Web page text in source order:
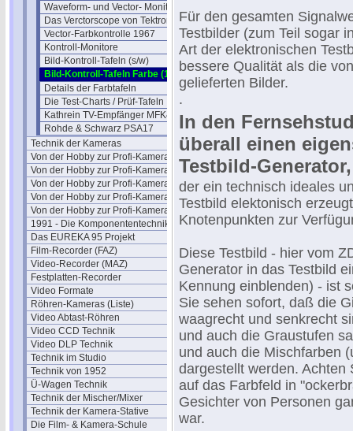
Waveform- und Vector- Monitore
Das Verctorscope von Tektronix
Vector-Farbkontrolle 1967
Kontroll-Monitore
Bild-Kontroll-Tafeln (s/w)
Bild-Kontroll-Tafeln Farbe (1)
Details der Farbtafeln
Die Test-Charts / Prüf-Tafeln
Kathrein TV-Empfänger MFK45
Rohde & Schwarz PSA17
Technik der Kameras
Von der Hobby zur Profi-Kamera I
Von der Hobby zur Profi-Kamera Ia
Von der Hobby zur Profi-Kamera II
Von der Hobby zur Profi-Kamera III
Von der Hobby zur Profi-Kamera IV
1991 - Die Komponententechnik
Das EUREKA 95 Projekt
Film-Recorder (FAZ)
Video-Recorder (MAZ)
Festplatten-Recorder
Video Formate
Röhren-Kameras (Liste)
Video Abtast-Röhren
Video CCD Technik
Video DLP Technik
Technik im Studio
Technik von 1952
Ü-Wagen Technik
Technik der Mischer/Mixer
Technik der Kamera-Stative
Die Film- & Kamera-Schule
Für den gesamten
Testbilder (zum Teil sogar
Art der elektronischen
bessere Qualität als die
gelieferten Bilder.
.
In den
überall einen
Testbild-Generator,
der ein technisch ideales
Testbild elektonisch
Knotenpunkten zur
Diese Testbild - hier vom
Generator in das Testbild
Kennung einblenden) - ist
Sie sehen sofort, daß die
waagrecht und senkrecht
und auch die Graustufen
und auch die Mischfarben
dargestellt werden. Achten
auf das Farbfeld in
Gesichter von Personen
war.